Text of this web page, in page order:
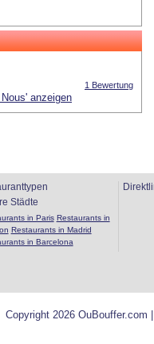
1 Bewertung
anzeigen
Städte
in Paris Restaurants in
Restaurants in Madrid
in Barcelona
Copyright 2026 OuBouffer.com